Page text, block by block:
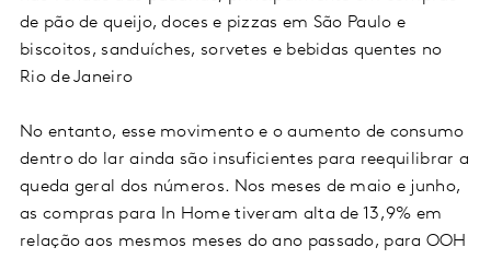
de pão de queijo, doces e pizzas em São Paulo e
biscoitos, sanduíches, sorvetes e bebidas quentes no
Rio de Janeiro
No entanto, esse movimento e o aumento de consumo
dentro do lar ainda são insuficientes para reequilibrar a
queda geral dos números. Nos meses de maio e junho,
as compras para In Home tiveram alta de 13,9% em
relação aos mesmos meses do ano passado, para OOH